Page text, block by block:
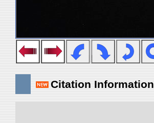
Citation Information